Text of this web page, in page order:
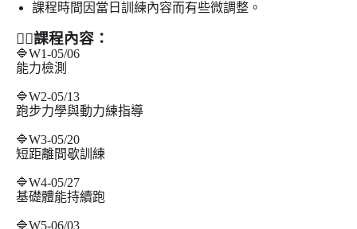
課程時間因當日訓練內容而有些微調整。
🏃‍♀️課程內容：
🔷W1-05/06
能力檢測
🔷W2-05/13
跑步力學與動力練指導
🔷W3-05/20
短距離間歇訓練
🔷W4-05/27
基礎體能持續跑
🔷W5-06/03